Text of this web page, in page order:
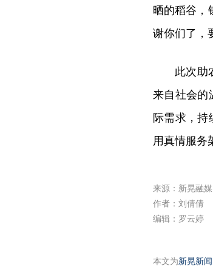
晒的稻谷，
谢你们了，
此次助
来自社会的
际需求，持
用真情服务
来源：新晃融媒
作者：刘倩倩
编辑：罗云婷
本文为新晃新闻